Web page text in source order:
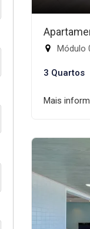
Módulo
3 Quartos
Mais